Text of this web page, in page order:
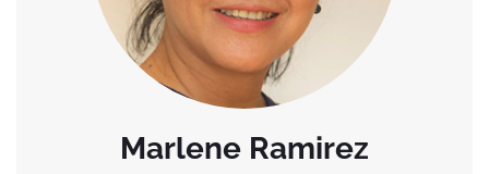
Marlene Ramirez